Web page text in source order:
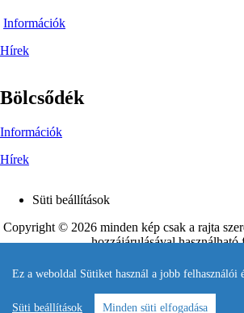
Ez a weboldal Sütiket használ a jobb felhasználói
Süti beállítások Minden süti elfogadása
Információk
Hírek
Bölcsődék
Információk
Hírek
Footer
Süti beállítások
Copyright © 2026 minden kép csak a rajta
hozzájárulásával
Készítette és karbantartja
Bejelentkezés